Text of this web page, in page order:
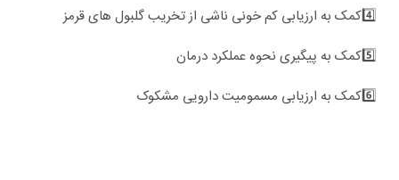
4️⃣کمک به ارزیابی کم خونی ناشی از تخریب گلبول های قرمز
5️⃣کمک به پیگیری نحوه عملکرد درمان
6️⃣کمک به ارزیابی مسمومیت دارویی مشکوک